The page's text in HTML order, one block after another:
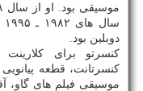
دوبلین بود.
كنسرتو برای كلارینت
كنسرتانت، قطعه پیانویی
موسیقی فیلم های گاو،